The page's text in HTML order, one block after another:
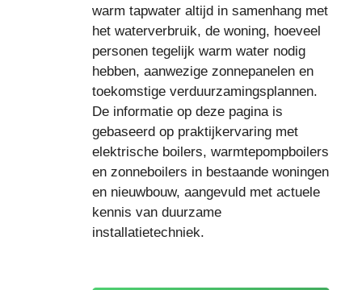
warm tapwater altijd in samenhang met
het waterverbruik, de woning, hoeveel
personen tegelijk warm water nodig
hebben, aanwezige zonnepanelen en
toekomstige verduurzamingsplannen.
De informatie op deze pagina is
gebaseerd op praktijkervaring met
elektrische boilers, warmtepompboilers
en zonneboilers in bestaande woningen
en nieuwbouw, aangevuld met actuele
kennis van duurzame
installatietechniek.